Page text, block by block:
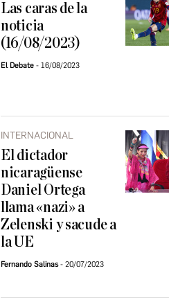
Las caras de la
noticia
(16/08/2023)
El Debate 16/08/2023
INTERNACIONAL
El dictador
nicaragüense
Daniel Ortega
llama «nazi» a
Zelenski y sacude a
la UE
Fernando Salinas 20/07/2023